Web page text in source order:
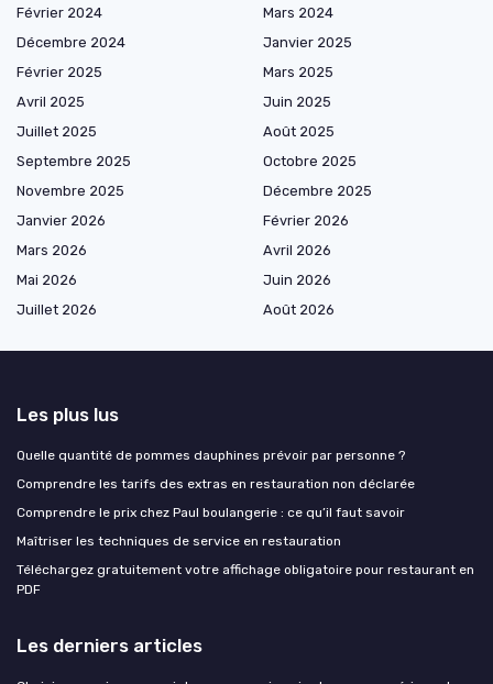
Février 2024
Mars 2024
Décembre 2024
Janvier 2025
Février 2025
Mars 2025
Avril 2025
Juin 2025
Juillet 2025
Août 2025
Septembre 2025
Octobre 2025
Novembre 2025
Décembre 2025
Janvier 2026
Février 2026
Mars 2026
Avril 2026
Mai 2026
Juin 2026
Juillet 2026
Août 2026
Les plus lus
Quelle quantité de pommes dauphines prévoir par personne ?
Comprendre les tarifs des extras en restauration non déclarée
Comprendre le prix chez Paul boulangerie : ce qu’il faut savoir
Maîtriser les techniques de service en restauration
Téléchargez gratuitement votre affichage obligatoire pour restaurant en
PDF
Les derniers articles